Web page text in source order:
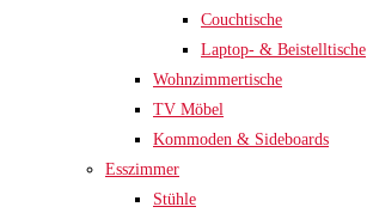
Couchtische
Laptop- & Beistelltische
Wohnzimmertische
TV Möbel
Kommoden & Sideboards
Esszimmer
Stühle